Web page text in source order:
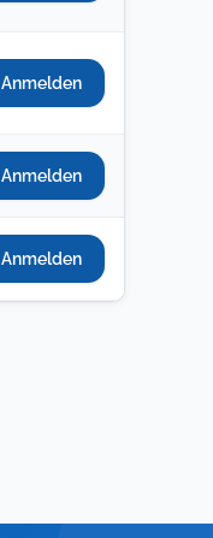
Anmelden
Anmelden
Anmelden